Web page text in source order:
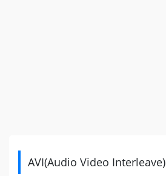
AVI(Audio Video Interleave)